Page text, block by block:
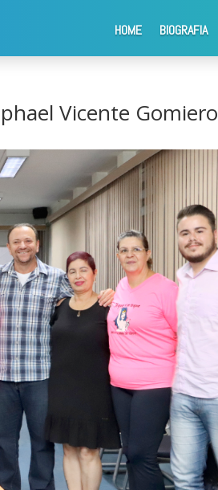
HOME BIOGRAFIA
Vicente Gomiero